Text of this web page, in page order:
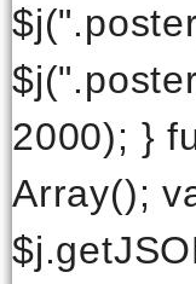
2000); }
Array();